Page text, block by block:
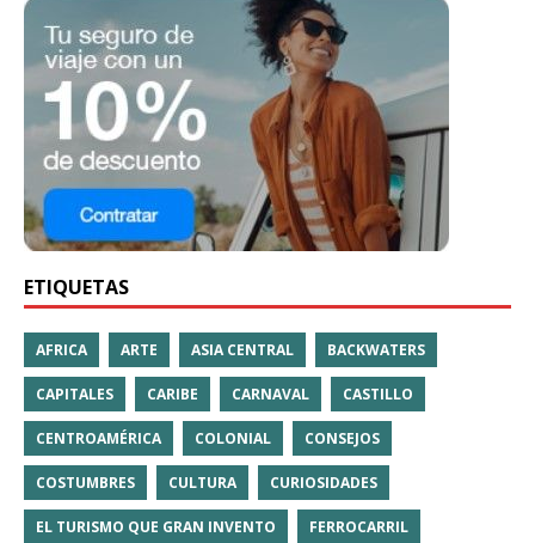
ETIQUETAS
AFRICA ARTE ASIA CENTRAL BACKWATERS
CAPITALES CARIBE CARNAVAL CASTILLO
CENTROAMÉRICA COLONIAL CONSEJOS
COSTUMBRES CULTURA CURIOSIDADES
EL TURISMO QUE GRAN INVENTO FERROCARRIL